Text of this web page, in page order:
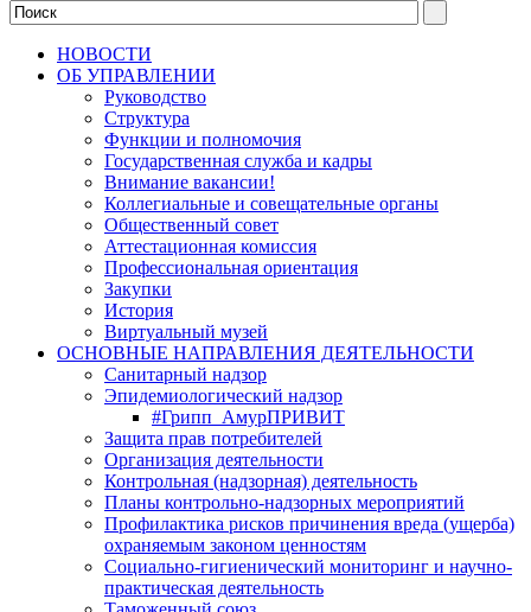
НОВОСТИ
ОБ УПРАВЛЕНИИ
Руководство
Структура
Функции и полномочия
Государственная служба и кадры
Внимание вакансии!
Коллегиальные и совещательные органы
Общественный совет
Аттестационная комиссия
Профессиональная ориентация
Закупки
История
Виртуальный музей
ОСНОВНЫЕ НАПРАВЛЕНИЯ ДЕЯТЕЛЬНОСТИ
Санитарный надзор
Эпидемиологический надзор
#Грипп_АмурПРИВИТ
Защита прав потребителей
Организация деятельности
Контрольная (надзорная) деятельность
Планы контрольно-надзорных мероприятий
Профилактика рисков причинения вреда (ущерба)
охраняемым законом ценностям
Социально-гигиенический мониторинг и научно-
практическая деятельность